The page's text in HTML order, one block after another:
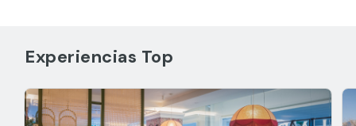
Experiencias Top